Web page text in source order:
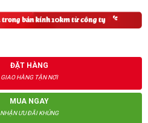
ĐẶT HÀNG
GIAO HÀNG TẬN NƠI
MUA NGAY
NHẬN ƯU ĐÃI KHỦNG